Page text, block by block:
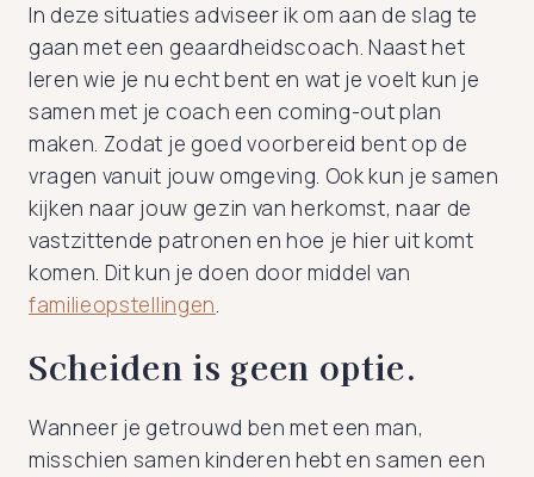
In deze situaties adviseer ik om aan de slag te
gaan met een geaardheidscoach. Naast het
leren wie je nu echt bent en wat je voelt kun je
samen met je coach een coming-out plan
maken. Zodat je goed voorbereid bent op de
vragen vanuit jouw omgeving. Ook kun je samen
kijken naar jouw gezin van herkomst, naar de
vastzittende patronen en hoe je hier uit komt
komen. Dit kun je doen door middel van
familieopstellingen.
Scheiden is geen optie.
Wanneer je getrouwd ben met een man,
misschien samen kinderen hebt en samen een